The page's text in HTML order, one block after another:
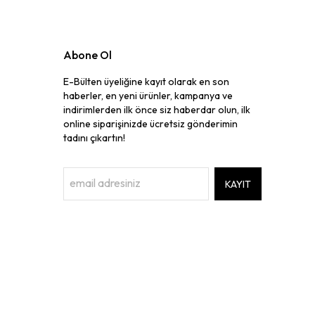
Abone Ol
E-Bülten üyeliğine kayıt olarak en son
haberler, en yeni ürünler, kampanya ve
indirimlerden ilk önce siz haberdar olun, ilk
online siparişinizde ücretsiz gönderimin
tadını çıkartın!
KAYIT